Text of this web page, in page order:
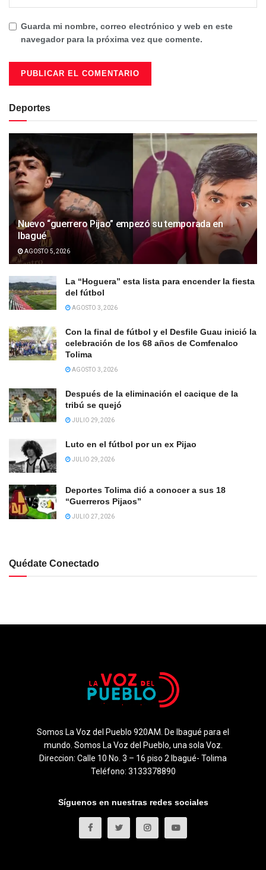
Guarda mi nombre, correo electrónico y web en este
navegador para la próxima vez que comente.
Deportes
Nuevo “guerrero Pijao” empezó su temporada en
Ibagué
AGOSTO 5, 2026
La “Hoguera” esta lista para encender la fiesta
del fútbol
AGOSTO 3, 2026
Con la final de fútbol y el Desfile Guau inició la
celebración de los 68 años de Comfenalco
Tolima
AGOSTO 3, 2026
Después de la eliminación el cacique de la
tribú se quejó
JULIO 29, 2026
Luto en el fútbol por un ex Pijao
JULIO 29, 2026
Deportes Tolima dió a conocer a sus 18
“Guerreros Pijaos”
JULIO 27, 2026
Quédate Conectado
Somos La Voz del Pueblo 920AM. De Ibagué para el
mundo. Somos La Voz del Pueblo, una sola Voz.
Direccion: Calle 10 No. 3 – 16 piso 2 Ibagué- Tolima
Teléfono: 3133378890
Síguenos en nuestras redes sociales